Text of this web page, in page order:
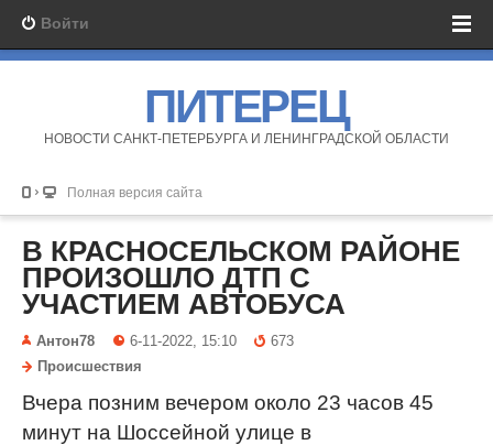
Войти
ПИТЕРЕЦ
НОВОСТИ САНКТ-ПЕТЕРБУРГА И ЛЕНИНГРАДСКОЙ ОБЛАСТИ
Полная версия сайта
В КРАСНОСЕЛЬСКОМ РАЙОНЕ
ПРОИЗОШЛО ДТП С
УЧАСТИЕМ АВТОБУСА
Антон78 6-11-2022, 15:10
673
Происшествия
Вчера позним вечером около 23 часов 45
минут на Шоссейной улице в